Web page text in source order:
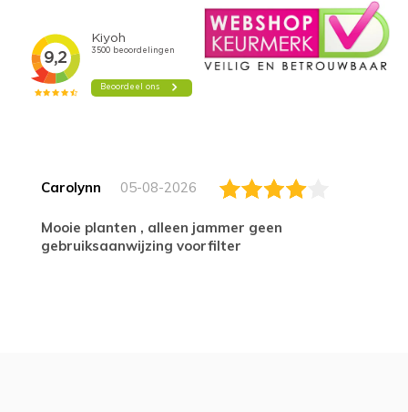
Carolynn 05-08-2026
Mooie planten , alleen jammer geen
gebruiksaanwijzing voorfilter